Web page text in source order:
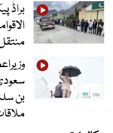
منتقل، 2 لاپتا افراد کی
بن